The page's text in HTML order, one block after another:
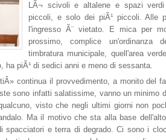
LÃ¬ scivoli e altalene e spazi
piccoli, e solo dei piÃ¹ piccoli. Alle
l'ingresso Ã¨ vietato. E mica per
prossimo, complice
timbratura municipale, quell'area
piÃ¹ di sedici anni e meno di sessanta.
continua il provvedimento, a monito del
sono infatti salatissime, vanno un minimo
visto che negli ultimi giorni non
Ma il motivo che sta alla base
spacciatori e terra di degrado. Ci sono i